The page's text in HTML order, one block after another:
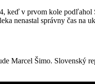
keď v prvom kole
nenastal správny čas na
Marcel Šimo. Slovenský